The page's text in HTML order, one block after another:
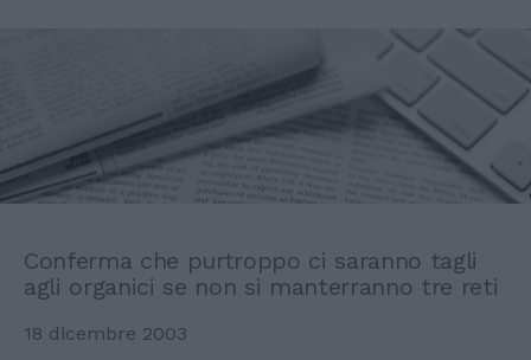
Conferma che purtroppo ci saranno tagli
agli organici se non si manterranno tre reti
18 dicembre 2003